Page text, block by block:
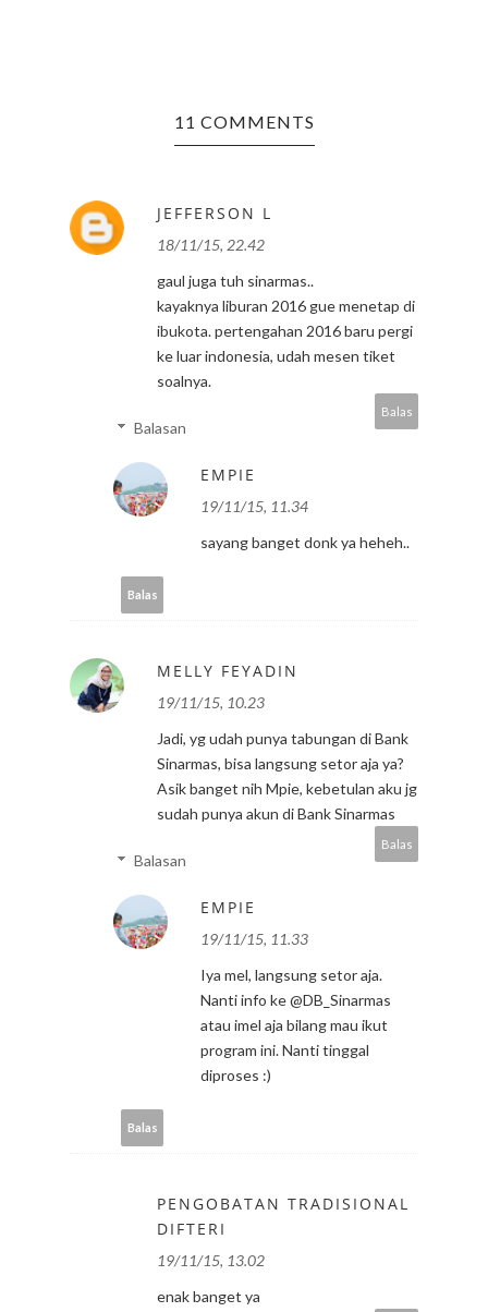
11 COMMENTS
JEFFERSON L
18/11/15, 22.42
gaul juga tuh sinarmas..
kayaknya liburan 2016 gue menetap di
ibukota. pertengahan 2016 baru pergi
ke luar indonesia, udah mesen tiket
soalnya.
Balas
Balasan
EMPIE
19/11/15, 11.34
sayang banget donk ya heheh..
Balas
MELLY FEYADIN
19/11/15, 10.23
Jadi, yg udah punya tabungan di Bank
Sinarmas, bisa langsung setor aja ya?
Asik banget nih Mpie, kebetulan aku jg
sudah punya akun di Bank Sinarmas
Balas
Balasan
EMPIE
19/11/15, 11.33
Iya mel, langsung setor aja.
Nanti info ke @DB_Sinarmas
atau imel aja bilang mau ikut
program ini. Nanti tinggal
diproses :)
Balas
PENGOBATAN TRADISIONAL
DIFTERI
19/11/15, 13.02
enak banget ya